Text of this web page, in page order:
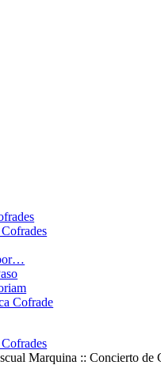
Cofrade
Marquina :: Concierto de